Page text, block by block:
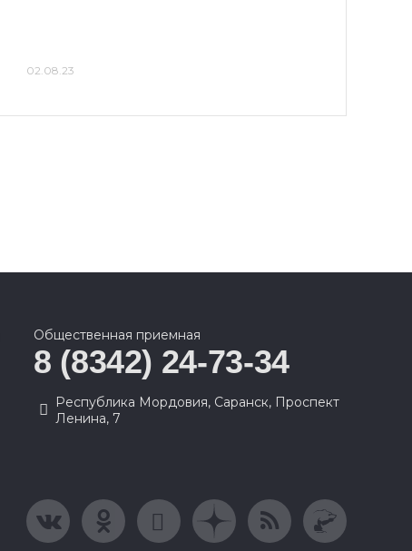
02.08.23
Общественная приемная
8 (8342) 24-73-34
Республика Мордовия, Саранск, Проспект
Ленина, 7